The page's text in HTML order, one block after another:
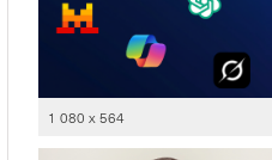
1 080 x 564